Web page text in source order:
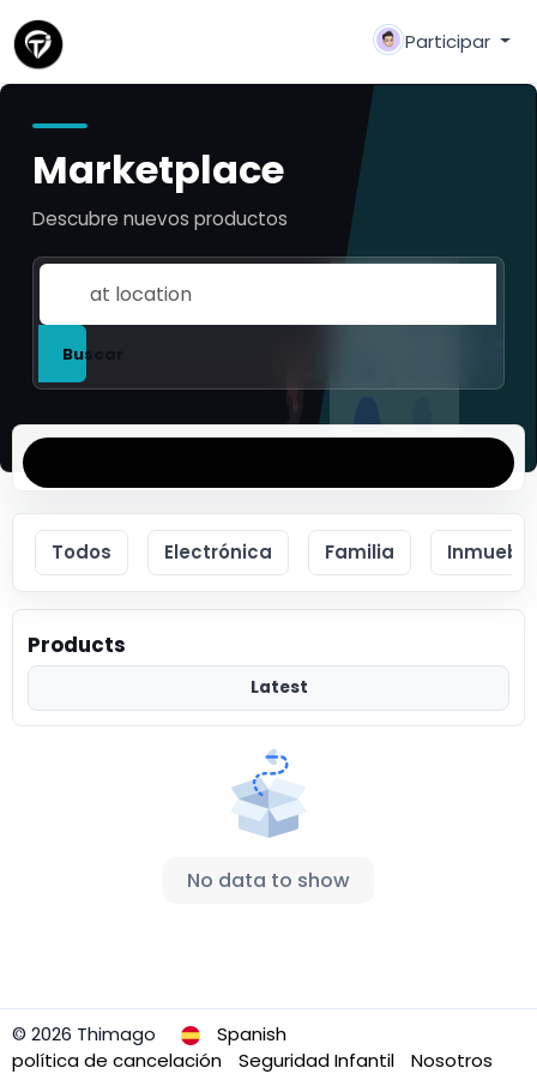
Participar
Marketplace
Descubre nuevos productos
Buscar
Todos Electrónica Familia
Products
Latest
No data to show
© 2026 Thimago
Spanish
política de cancelación
Seguridad Infantil Nosotros